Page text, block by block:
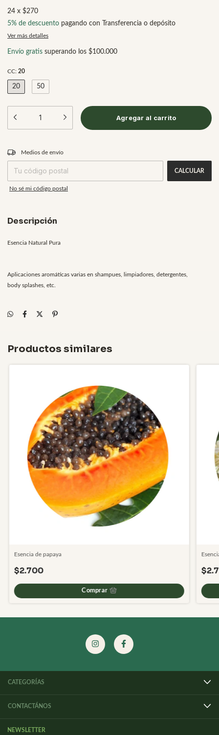
24 x $270
5% de descuento pagando con Transferencia o depósito
Ver más detalles
Envío gratis superando los $100.000
CC: 20
20 50
Entregas para el CP:
Medios de envío
CALCULAR
No sé mi código postal
Descripción
Esencia Natural Pura
Aplicaciones aromáticas varias en shampues, limpiadores, detergentes,
body splashes, etc.
Productos similares
Esencia de papaya
$2.700
Comprar
CATEGORÍAS
CONTACTÁNOS
NEWSLETTER